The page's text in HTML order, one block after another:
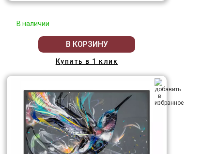
В наличии
В КОРЗИНУ
Купить в 1 клик